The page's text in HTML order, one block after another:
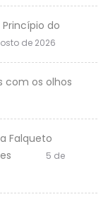
do
de 2026
com os olhos
Falqueto
5 de